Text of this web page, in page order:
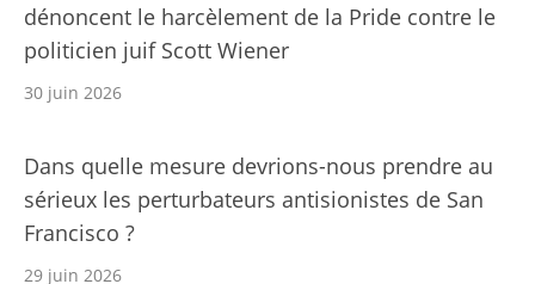
dénoncent le harcèlement de la Pride contre le
politicien juif Scott Wiener
30 juin 2026
Dans quelle mesure devrions-nous prendre au
sérieux les perturbateurs antisionistes de San
Francisco ?
29 juin 2026